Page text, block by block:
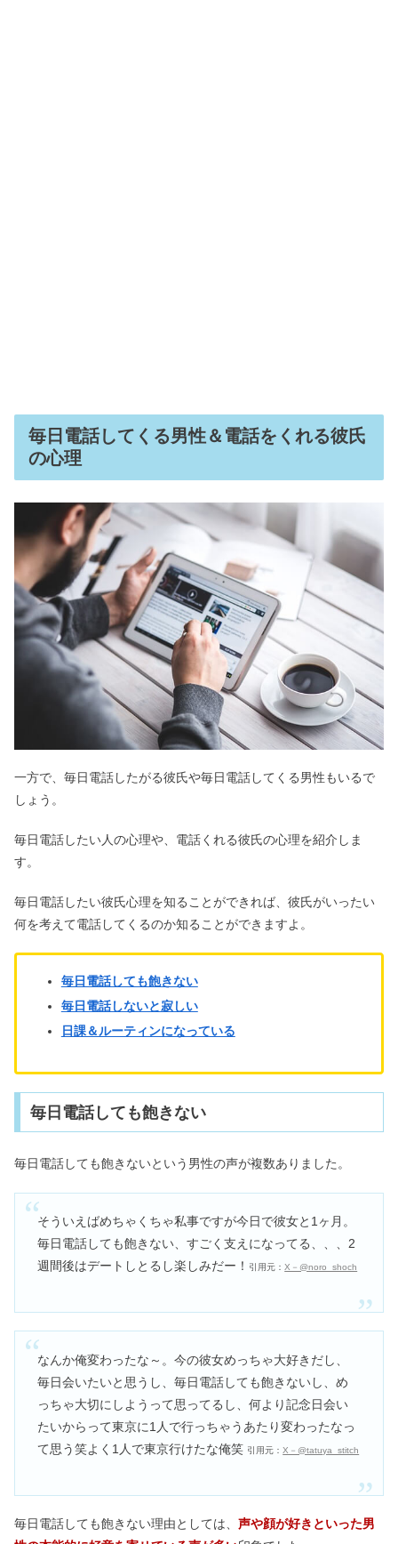
毎日電話してくる男性＆電話をくれる彼氏
の心理
一方で、毎日電話したがる彼氏や毎日電話してくる男性もいるで
しょう。
毎日電話したい人の心理や、電話くれる彼氏の心理を紹介しま
す。
毎日電話したい彼氏心理を知ることができれば、彼氏がいったい
何を考えて電話してくるのか知ることができますよ。
毎日電話しても飽きない
毎日電話しないと寂しい
日課＆ルーティンになっている
毎日電話しても飽きない
毎日電話しても飽きないという男性の声が複数ありました。
そういえばめちゃくちゃ私事ですが今日で彼女と1ヶ月。
毎日電話しても飽きない、すごく支えになってる、、、2
週間後はデートしとるし楽しみだー！
引用元：X－@noro_shoch
なんか俺変わったな～。今の彼女めっちゃ大好きだし、
毎日会いたいと思うし、毎日電話しても飽きないし、め
っちゃ大切にしようって思ってるし、何より記念日会い
たいからって東京に1人で行っちゃうあたり変わったなっ
て思う笑よく1人で東京行けたな俺笑 引用元：X－@tatuya_stitch
毎日電話しても飽きない理由としては、 声や顔が好きといった男